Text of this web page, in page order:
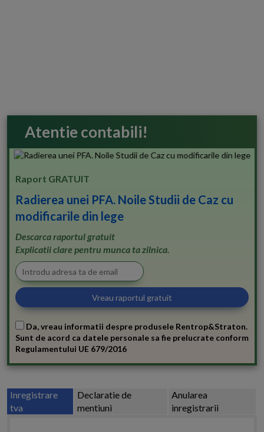
Atentie contabili!
Raport GRATUIT
Radierea unei PFA. Noile Studii de Caz cu
modificarile din lege
Descarca raportul gratuit
Explicatii clare pentru munca ta zilnica.
Da, vreau informatii despre produsele Rentrop&Straton.
Sunt de acord ca datele personale sa fie prelucrate conform
Regulamentului UE 679/2016
Inregistrare
tva
Declaratie de
mentiuni
Anularea
inregistrarii